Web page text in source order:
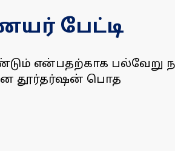
பேட்டி
என்பதற்காக பல்வேறு
தூர்தர்ஷன் பொத